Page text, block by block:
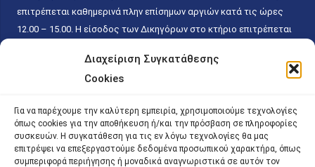
Διαχείριση Συγκατάθεσης
Cookies
Για να παρέχουμε την καλύτερη εμπειρία, χρησιμοποιούμε τεχνολογίες
όπως cookies για την αποθήκευση ή/και την πρόσβαση σε πληροφορίες
συσκευών. Η συγκατάθεση για τις εν λόγω τεχνολογίες θα μας
επιτρέψει να επεξεργαστούμε δεδομένα προσωπικού χαρακτήρα, όπως
συμπεριφορά περιήγησης ή μοναδικά αναγνωριστικά σε αυτόν τον
επιτρέπεται καθημερινά πλην επίσημων αργιών κατά τις ώρες
12.00 – 15.00. Η είσοδος των Δικηγόρων στο κτήριο επιτρέπεται
κάθε εργάσιμη ημέρα και ώρα χωρίς κανέναν χρονικό ή άλλο
περιορισμό. Η είσοδος του κοινού ειδικά στο γραφείο του
15.00. Η εξυπηρέτηση του κοινού πραγματοποιείται βάσει των
παγίων ισχυουσών διατάξεων. Για την αποφυγή συνωστισμού
εντός του εσωτερικού χώρου εξυπηρέτησης και αναμονής του